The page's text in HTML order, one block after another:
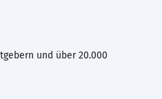
und über 20.000